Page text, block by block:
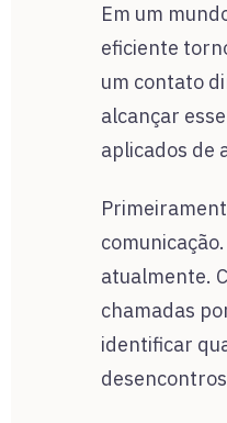
Em um
eficiente
um contato
alcançar
aplicados de
atualmente.
chamadas
identificar